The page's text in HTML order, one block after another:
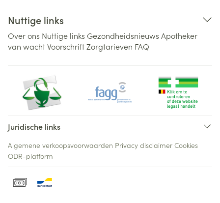
Nuttige links
Over ons Nuttige links Gezondheidsnieuws Apotheker
van wachtVoorschriftZorgtarieven FAQ
Juridische links
Algemene verkoopsvoorwaarden Privacy disclaimer Cookies
ODR-platform